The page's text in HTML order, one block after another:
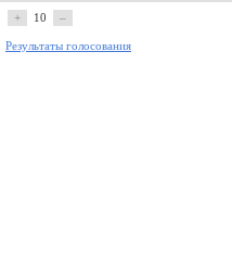
+ 10 –
Результаты голосования